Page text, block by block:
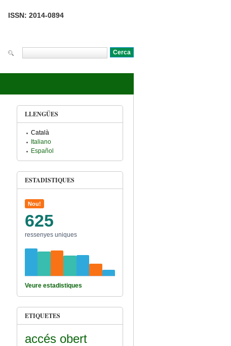
ISSN: 2014-0894
LLENGÜES
Català
Italiano
Español
ESTADISTIQUES
Nou!
625
ressenyes uniques
Veure estadistiques
ETIQUETES
accés obert